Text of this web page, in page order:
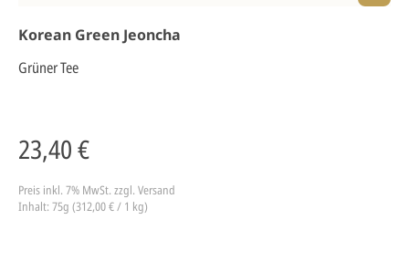
Korean Green Jeoncha
Grüner Tee
23,40 €
Preis inkl. 7% MwSt. zzgl. Versand
Inhalt: 75g (312,00 € / 1 kg)